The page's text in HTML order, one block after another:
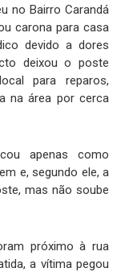
no Bairro Carandá
carona para casa
devido a dores
deixou o poste
para reparos,
na área por cerca
apenas como
e, segundo ele, a
mas não soube
próximo à rua
a vítima pegou